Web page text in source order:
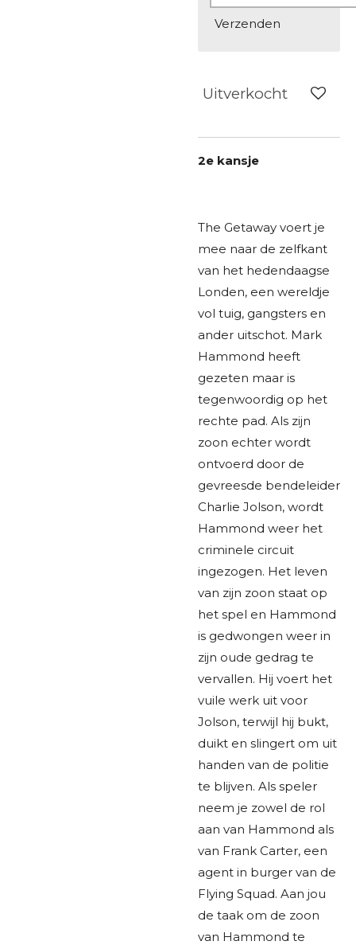
Verzenden
Uitverkocht
2e kansje
The Getaway voert je
mee naar de zelfkant
van het hedendaagse
Londen, een wereldje
vol tuig, gangsters en
ander uitschot. Mark
Hammond heeft
gezeten maar is
tegenwoordig op het
rechte pad. Als zijn
zoon echter wordt
ontvoerd door de
gevreesde bendeleider
Charlie Jolson, wordt
Hammond weer het
criminele circuit
ingezogen. Het leven
van zijn zoon staat op
het spel en Hammond
is gedwongen weer in
zijn oude gedrag te
vervallen. Hij voert het
vuile werk uit voor
Jolson, terwijl hij bukt,
duikt en slingert om uit
handen van de politie
te blijven. Als speler
neem je zowel de rol
aan van Hammond als
van Frank Carter, een
agent in burger van de
Flying Squad. Aan jou
de taak om de zoon
van Hammond te